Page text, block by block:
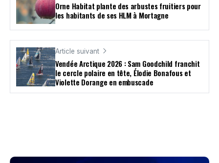
Orne Habitat plante des arbustes fruitiers pour
les habitants de ses HLM à Mortagne
Article suivant
Vendée Arctique 2026 : Sam Goodchild franchit
le cercle polaire en tête, Élodie Bonafous et
Violette Dorange en embuscade